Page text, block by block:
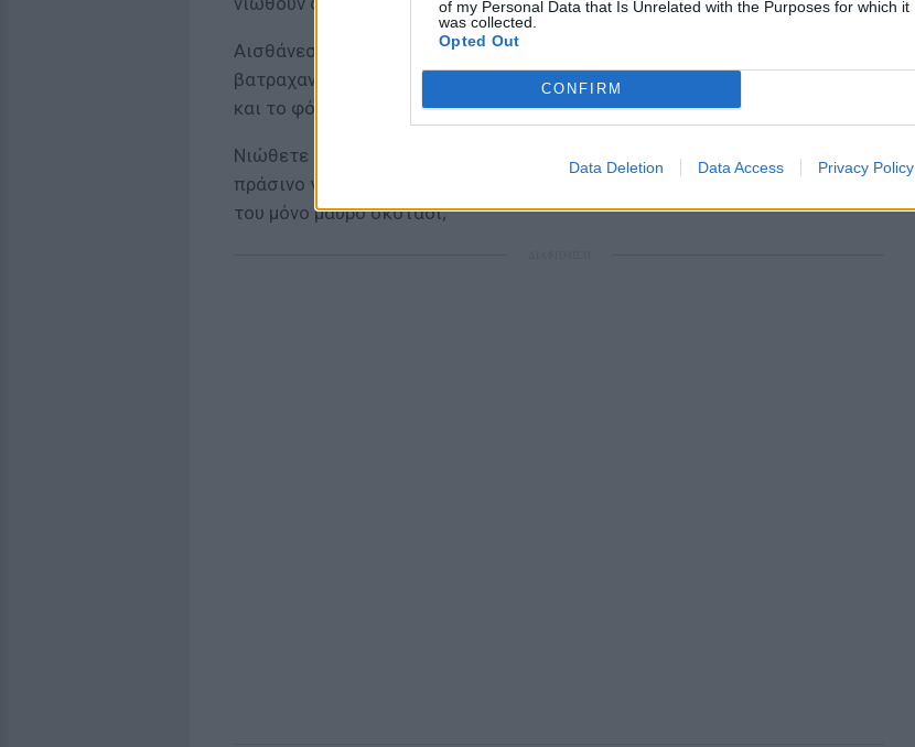
of my Personal Data that Is Unrelated with the Purposes for which it
was collected.
Opted Out
CONFIRM
Data Deletion Data Access Privacy Policy
Αισθάνεστε την πίεση του νερού και το άγχος της μοναξιάς του
βατραχανθρώπου, που κολυμπά εν καταδύσει με μόνο σύντροφο την πυξίδα
και το φόρτο του;
Νιώθετε αυτό που νιώθει ο αλεξιπτωτιστής, όταν περιμένει να ανάψει το
πράσινο για να πηδήξει στο κενό απο το αεροπλάνο, βλέποντας απο κάτω
του μόνο μαύρο σκοτάδι;